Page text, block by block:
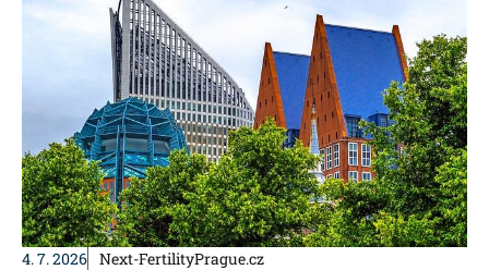
4. 7. 2026 Next-FertilityPrague.cz